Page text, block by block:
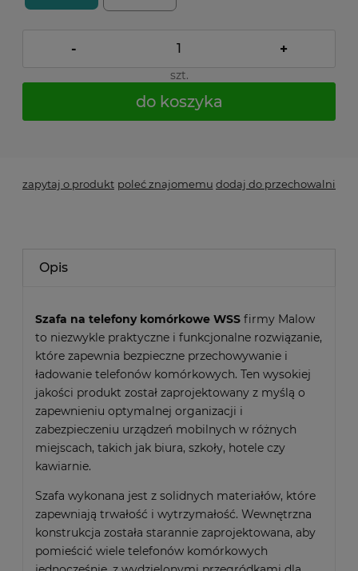
- +
szt.
do koszyka
zapytaj o produkt poleć znajomemu dodaj do przechowalni
Opis
Szafa na telefony komórkowe WSS firmy Malow
to niezwykle praktyczne i funkcjonalne rozwiązanie,
które zapewnia bezpieczne przechowywanie i
ładowanie telefonów komórkowych. Ten wysokiej
jakości produkt został zaprojektowany z myślą o
zapewnieniu optymalnej organizacji i
zabezpieczeniu urządzeń mobilnych w różnych
miejscach, takich jak biura, szkoły, hotele czy
kawiarnie.
Szafa wykonana jest z solidnych materiałów, które
zapewniają trwałość i wytrzymałość. Wewnętrzna
konstrukcja została starannie zaprojektowana, aby
pomieścić wiele telefonów komórkowych